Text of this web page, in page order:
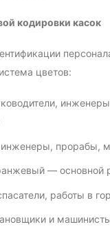
кодировки касок
цветов:
инженеры
прорабы,
— основной
работы в
и